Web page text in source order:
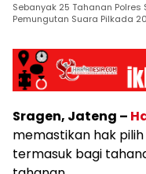
Sebanyak 25 Tahanan
Pemungutan Suara Pilkada
Sragen, Jateng –
memastikan hak
termasuk bagi